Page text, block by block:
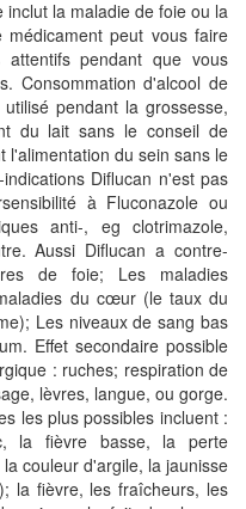
la maladie de foie ou la
peut vous faire
pendant que vous
Consommation d'alcool de
pendant la grossesse,
du lait sans le conseil de
l'alimentation du sein sans le
Diflucan n'est pas
à Fluconazole ou
anti-, eg clotrimazole,
Aussi Diflucan a contre-
de foie; Les maladies
du cœur (le taux du
Les niveaux de sang bas
Effet secondaire possible
: ruches; respiration de
lèvres, langue, ou gorge.
les plus possibles incluent :
la fièvre basse, la perte
couleur d'argile, la jaunisse
la fièvre, les fraîcheurs, les